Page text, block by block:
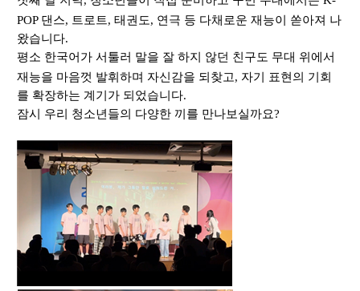
POP 댄스, 트로트,태권도, 연극 등 다채로운 재능이 쏟아져 나
왔습니다.
평소 한국어가 서툴러 말을 잘 하지 않던 친구도 무대 위에서
재능을 마음껏 발휘하며 자신감을 되찾고, 자기 표현의 기회
를 확장하는 계기가 되었습니다.
잠시 우리 청소년들의 다양한 끼를 만나보실까요?